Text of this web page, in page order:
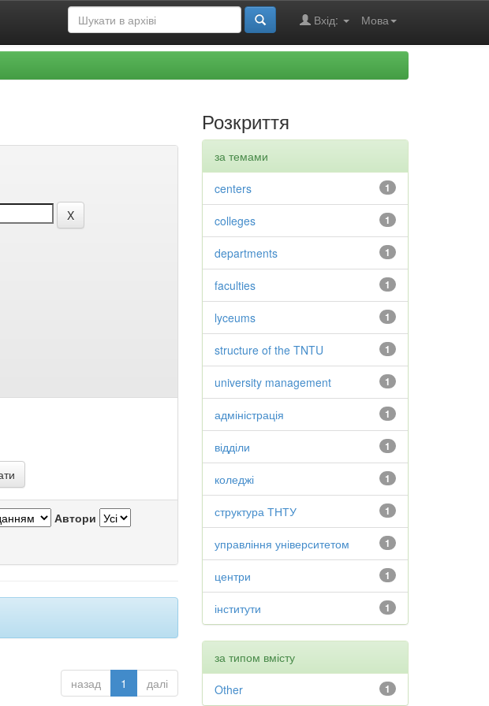
Мова
Вхід:
Автори
назад 1 далі
Розкриття
за темами
1
centers
1
colleges
1
departments
1
faculties
1
lyceums
1
structure of the TNTU
1
university management
1
адміністрація
1
відділи
1
коледжі
1
структура ТНТУ
1
управління університетом
1
центри
1
інститути
за типом вмісту
1
Other